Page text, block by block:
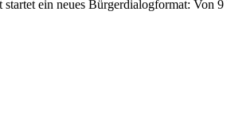
ein neues Bürgerdialogformat: Von